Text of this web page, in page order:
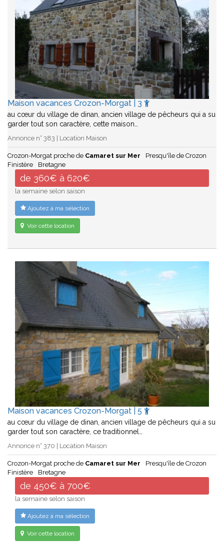
Maison vacances Crozon-Morgat | 3
au cœur du village de dinan, ancien village de pêcheurs qui a su
garder tout son caractère, cette maison…
Annonce n° 383 | Location Maison
Crozon-Morgat proche de Camaret sur Mer
Presqu'île de Crozon
Finistère
Bretagne
de 360€ à 620€
la semaine selon saison
Ajoutez à ma sélection
Voir cette location
Maison vacances Crozon-Morgat | 5
au cœur du village de dinan, ancien village de pêcheurs qui a su
garder tout son caractère, ce traditionnel…
Annonce n° 370 | Location Maison
Crozon-Morgat proche de Camaret sur Mer
Presqu'île de Crozon
Finistère
Bretagne
de 450€ à 700€
la semaine selon saison
Ajoutez à ma sélection
Voir cette location